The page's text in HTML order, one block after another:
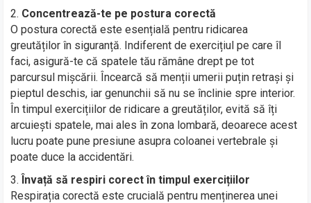
Concentrează-te pe postura corectă
O postura corectă este esențială pentru ridicarea
greutăților în siguranță. Indiferent de exercițiul pe care îl
faci, asigură-te că spatele tău rămâne drept pe tot
parcursul mișcării. Încearcă să menții umerii puțin retrași și
pieptul deschis, iar genunchii să nu se înclinie spre interior.
În timpul exercițiilor de ridicare a greutăților, evită să îți
arcuiești spatele, mai ales în zona lombară, deoarece acest
lucru poate pune presiune asupra coloanei vertebrale și
poate duce la accidentări.
Învață să respiri corect în timpul exercițiilor
Respirația corectă este crucială pentru menținerea unei